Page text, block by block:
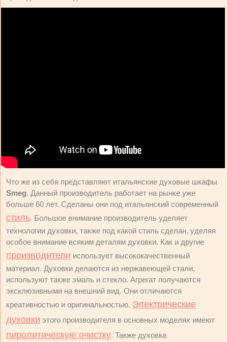
Что же из себя представляют итальянские духовые шкафы
Smeg. Данный производитель работает на рынке уже
больше 60 лет. Сделаны они под итальянский современный
стиль. Большое внимание производитель уделяет
технологии духовки, также под какой стиль сделан, уделяя
особое внимание всяким деталям духовки. Как и другие
производители использует высококачественный
материал. Духовки делаются из нержавеющей стали,
используют также эмаль и стекло. Агрегат получаются
эксклюзивными на внешний вид. Они отличаются
креативностью и оригинальностью. Электрические
духовки этого производителя в основных моделях имеют
пиролитическую очистку. Также духовка